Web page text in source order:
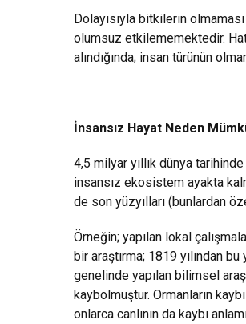
Dolayısıyla bitkilerin
olumsuz etkilememektedir.
alındığında; insan türünün
İnsansız Hayat Neden
4,5 milyar yıllık dünya
insansız ekosistem ayakta
de son yüzyılları (bunlardan
Örneğin; yapılan lokal
bir araştırma; 1819 yılından
genelinde yapılan bilimsel
kaybolmuştur. Ormanların
onlarca canlının da kaybı